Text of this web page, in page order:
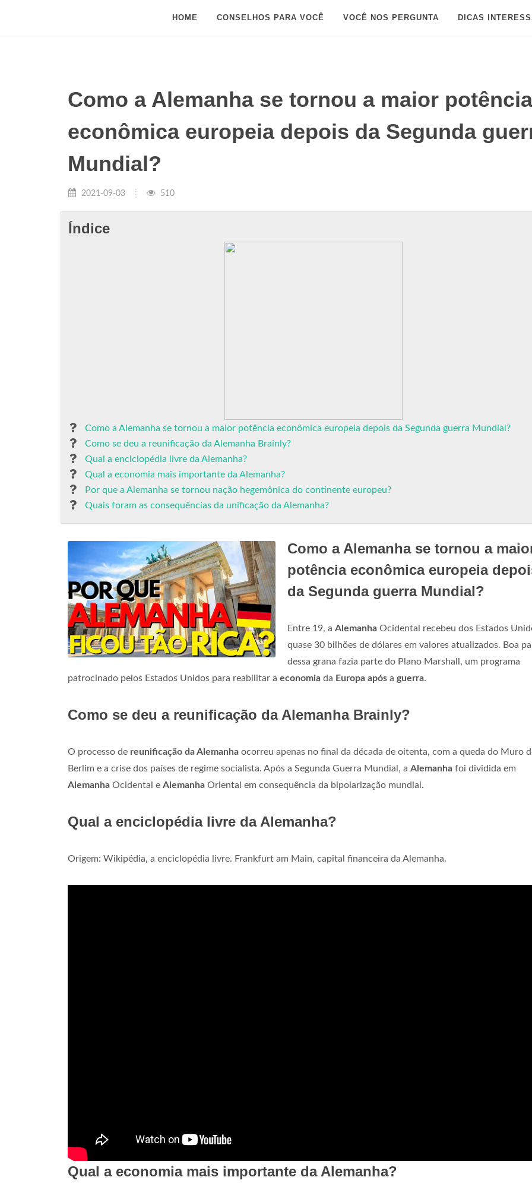
HOME CONSELHOS PARA VOCÊ VOCÊ NOS PERGUNTA DICAS
Como a Alemanha se tornou a maior potência
econômica europeia depois da Segunda
Mundial?
2021-09-03 510
Índice
Como a Alemanha se tornou a maior potência econômica europeia depois da Segunda guerra Mundial?
Como se deu a reunificação da Alemanha Brainly?
Qual a enciclopédia livre da Alemanha?
Qual a economia mais importante da Alemanha?
Por que a Alemanha se tornou nação hegemônica do continente europeu?
Quais foram as consequências da unificação da Alemanha?
Como a Alemanha se tornou a
potência econômica europeia
da Segunda guerra Mundial?
Entre 19, a Alemanha Ocidental recebeu dos Estados
quase 30 bilhões de dólares em valores atualizados. Boa
dessa grana fazia parte do Plano Marshall, um programa
patrocinado pelos Estados Unidos para reabilitar a economia da Europa após a guerra.
Como se deu a reunificação da Alemanha Brainly?
O processo de reunificação da Alemanha ocorreu apenas no final da década de oitenta, com a queda do Muro
Berlim e a crise dos países de regime socialista. Após a Segunda Guerra Mundial, a Alemanha foi dividida em
Alemanha Ocidental e Alemanha Oriental em consequência da bipolarização mundial.
Qual a enciclopédia livre da Alemanha?
Origem: Wikipédia, a enciclopédia livre. Frankfurt am Main, capital financeira da Alemanha.
Qual a economia mais importante da Alemanha?